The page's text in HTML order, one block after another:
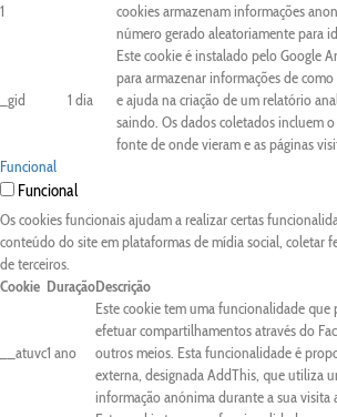
1
cookies armazenam informações
número gerado aleatoriamente para
_gid 1 dia
Este cookie é instalado pelo Google
para armazenar informações de
e ajuda na criação de um relatório
saindo. Os dados coletados incluem
fonte de onde vieram e as páginas
Funcional
Funcional
Os cookies funcionais ajudam a realizar certas
conteúdo do site em plataformas de mídia social, coletar
de terceiros.
Cookie DuraçãoDescrição
__atuvc1 ano
Este cookie tem uma funcionalidade que
efetuar compartilhamentos através do
outros meios. Esta funcionalidade é
externa, designada AddThis, que utiliza
informação anónima durante a sua visita